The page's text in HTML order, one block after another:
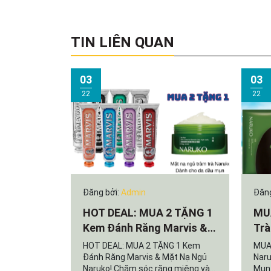
TIN LIÊN QUAN
03
22
Đăng bởi: Admin
HOT DEAL: MUA 2 TẶNG 1
Kem Đánh Răng Marvis &
Mặt Nạ Ngủ Naruko!
HOT DEAL: MUA 2 TẶNG 1 Kem
Đánh Răng Marvis & Mặt Nạ Ngủ
Naruko! Chăm sóc răng miệng và
03
22